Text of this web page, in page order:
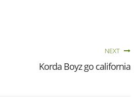
NEXT
Korda Boyz go california